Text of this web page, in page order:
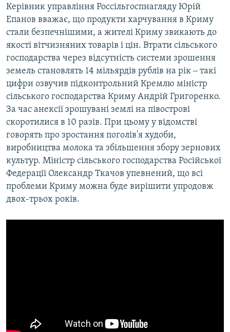
Керівник управління Россільгоспнагляду Юрій
Епанов вважає, що продукти харчування в Криму
стали безпечнішими, а жителі Криму звикають до
якості вітчизняних товарів і цін. Втрати сільського
господарства через відсутність системи зрошення
земель становлять 14 мільярдів рублів на рік ‒ такі
цифри озвучив підконтрольний Кремлю міністр
сільського господарства Криму Андрій Григоренко.
За час анексії зрошувані землі на півострові
скоротилися в 10 разів. При цьому у відомстві
говорять про зростання поголів'я худоби,
виробництва молока та збільшення збору зернових
культур. Міністр сільського господарства Російської
Федерації Олександр Ткачов упевнений, що всі
проблеми Криму можна буде вирішити упродовж
двох-трьох років.